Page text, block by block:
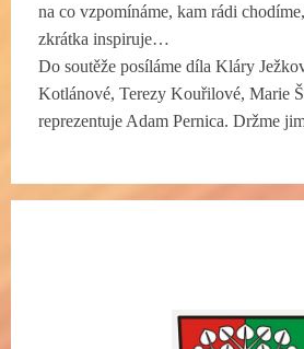
na co vzpomínáme, kam rádi
zkrátka inspiruje…
Do soutěže posíláme díla Kláry
Kotlánové, Terezy Kouřilové, Marie
reprezentuje Adam Pernica. Držme